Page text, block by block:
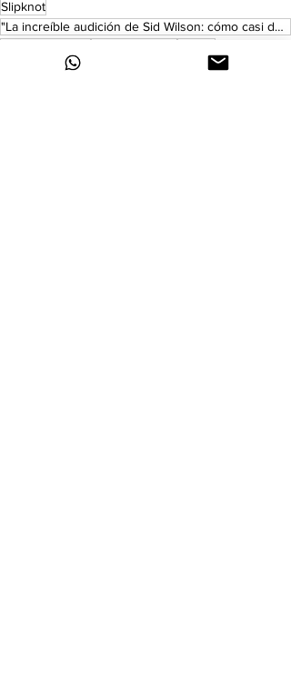
Slipknot
"La increíble audición de Sid Wilson: cómo casi dejó inconsciente a un miembro de Slipknot".
Joey Jordison
up tv music